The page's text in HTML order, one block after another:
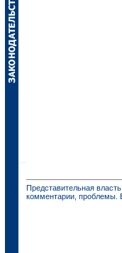
Представительная
комментарии, проблемы.